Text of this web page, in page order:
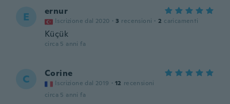
E ernur
Iscrizione dal 2020 · 3 recensioni · 2 caricamenti
Küçük
circa 5 anni fa
C Corine
Iscrizione dal 2019 · 12 recensioni
circa 5 anni fa